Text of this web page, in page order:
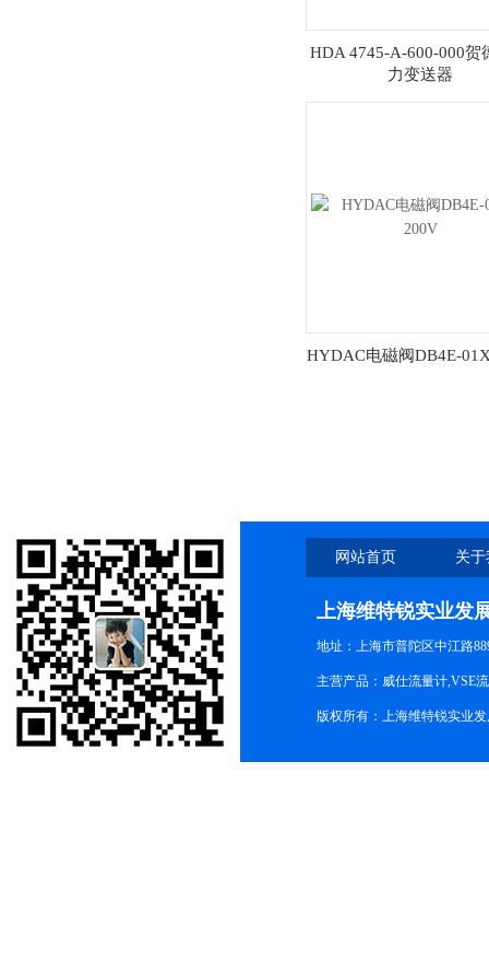
HDA 4745-A-600-000贺
力变送器
HYDAC电磁阀DB4E-
网站首页 关
上海维特锐实业发
地址：上海市普陀区中江路
主营产品：威仕流量计,VSE
版权所有：上海维特锐实业